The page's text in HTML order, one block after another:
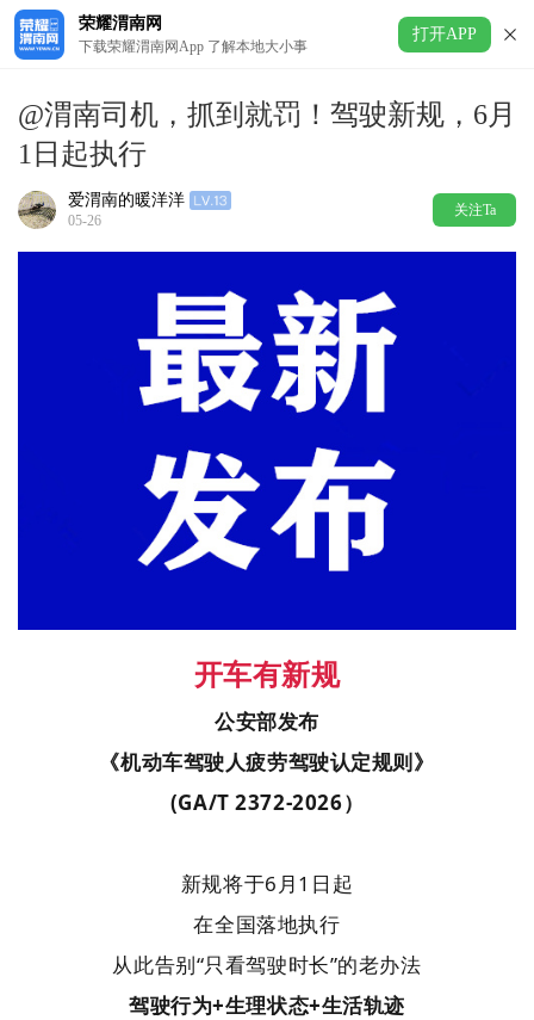
荣耀渭南网
下载荣耀渭南网App 了解本地大小事
打开APP
@渭南司机，抓到就罚！驾驶新规，6月
1日起执行
爱渭南的暖洋洋
05-26
关注Ta
开车有新规
公安部发布
《机动车驾驶人疲劳驾驶认定规则》
(GA/T 2372-2026）
新规将于6月1日起
在全国落地执行
从此告别“只看驾驶时长”的老办法
驾驶行为+生理状态+生活轨迹